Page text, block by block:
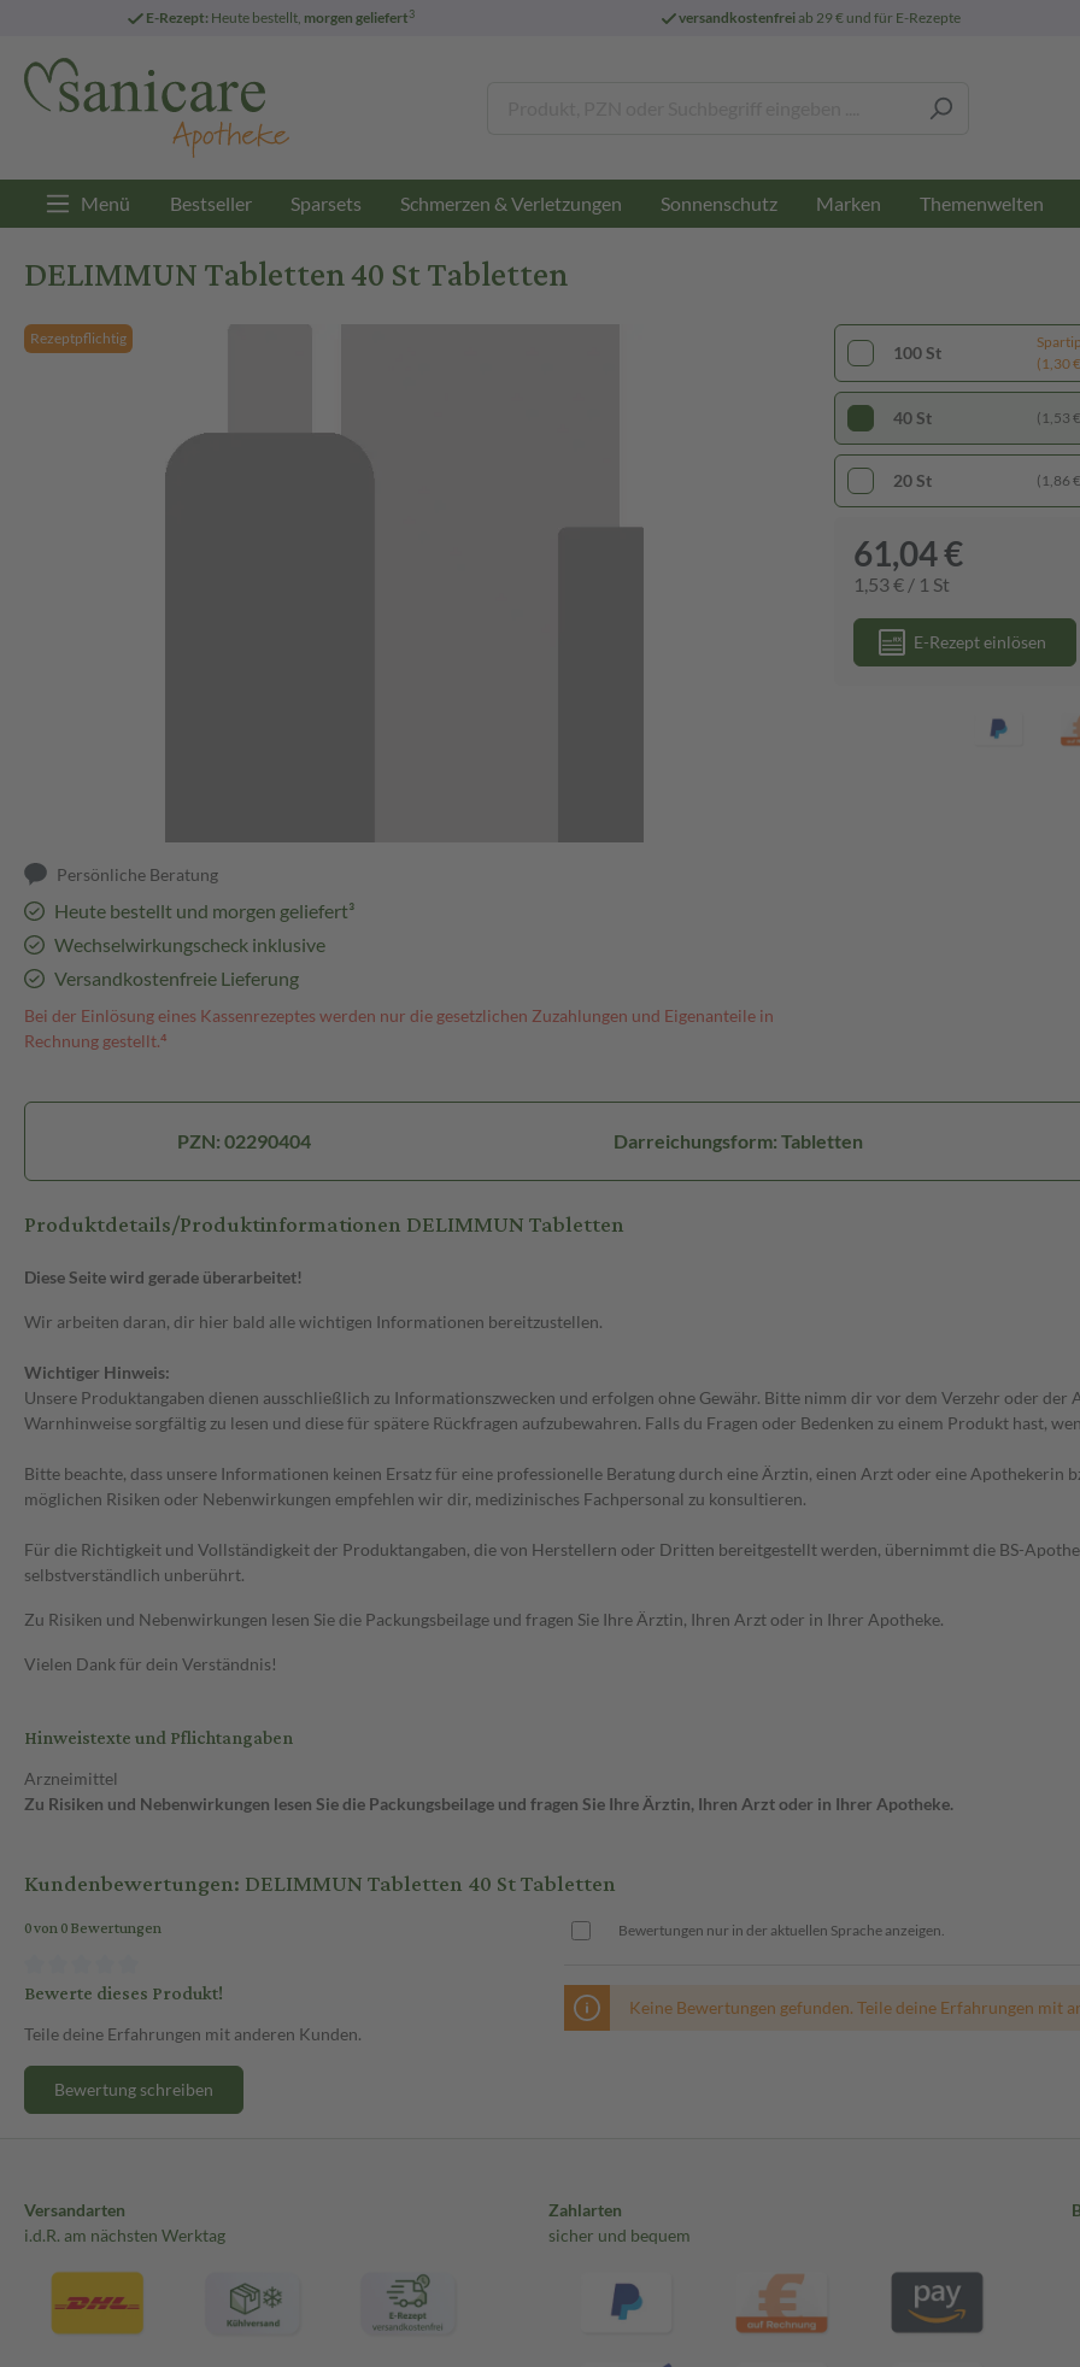
E-Rezept: Heute bestellt, morgen geliefert3 versandkostenfreiab 29 € und für E-Rezepte
Menü Bestseller Sparsets Schmerzen & Verletzungen Sonnenschutz Marken Themenwelten
DELIMMUN Tabletten 40 St Tabletten
Rezeptpflichtig
Persönliche Beratung
Heute bestellt und morgen geliefert³
Wechselwirkungscheck inklusive
Versandkostenfreie Lieferung
Bei der Einlösung eines Kassenrezeptes werden nur die gesetzlichen Zuzahlungen und Eigenanteile in
Rechnung gestellt.⁴
100 St
(1,30
40 St (1,53
20 St (1,86
61,04 €
1,53 € / 1 St
E-Rezept einlösen
PZN: 02290404 Darreichungsform: Tabletten
Produktdetails/Produktinformationen DELIMMUN Tabletten
Diese Seite wird gerade überarbeitet!
Wir arbeiten daran, dir hier bald alle wichtigen Informationen bereitzustellen.
Wichtiger Hinweis:
Unsere Produktangaben dienen ausschließlich zu Informationszwecken und erfolgen ohne Gewähr. Bitte nimm dir vor dem Verzehr oder
Warnhinweise sorgfältig zu lesen und diese für spätere Rückfragen aufzubewahren. Falls du Fragen oder Bedenken zu einem Produkt hast,
Bitte beachte, dass unsere Informationen keinen Ersatz für eine professionelle Beratung durch eine Ärztin, einen Arzt oder eine Apothekerin
möglichen Risiken oder Nebenwirkungen empfehlen wir dir, medizinisches Fachpersonal zu konsultieren.
Für die Richtigkeit und Vollständigkeit der Produktangaben, die von Herstellern oder Dritten bereitgestellt werden, übernimmt die BS-
selbstverständlich unberührt.
Zu Risiken und Nebenwirkungen lesen Sie die Packungsbeilage und fragen Sie Ihre Ärztin, Ihren Arzt oder in Ihrer Apotheke.
Vielen Dank für dein Verständnis!
Hinweistexte und Pflichtangaben
Arzneimittel
Zu Risiken und Nebenwirkungen lesen Sie die Packungsbeilage und fragen Sie Ihre Ärztin, Ihren Arzt oder in Ihrer Apotheke.
Kundenbewertungen: DELIMMUN Tabletten 40 St Tabletten
0 von 0 Bewertungen
Bewerte dieses Produkt!
Teile deine Erfahrungen mit anderen Kunden.
Bewertung schreiben
Bewertungen nur in der aktuellen Sprache anzeigen.
Keine Bewertungen gefunden. Teile deine Erfahrungen mit
Versandarten
i.d.R. am nächsten Werktag
Zahlarten
sicher und bequem